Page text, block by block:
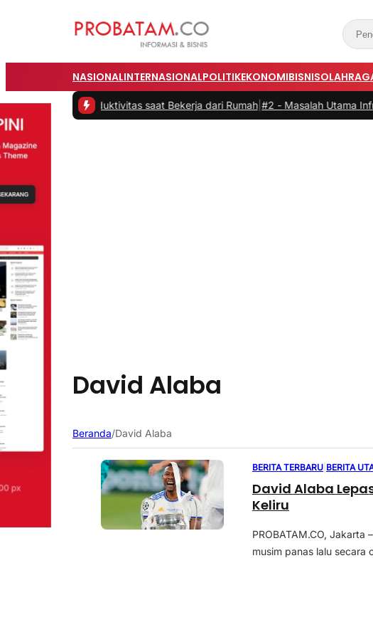
NASIONALINTERNASIONALPOLITIKEKONOMIBISNIS
Produktivitas saat Bekerja dari Rumah|#2 -Masalah Utama Infrastruktur
David Alaba
Beranda/David Alaba
BERITA TERBARU BERITA
David Alaba
Keliru
PROBATAM.CO, Jakarta
musim panas lalu secara